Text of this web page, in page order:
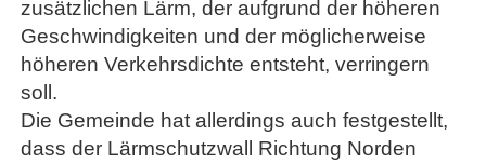
zusätzlichen Lärm, der aufgrund der höheren
Geschwindigkeiten und der möglicherweise
höheren Verkehrsdichte entsteht, verringern
soll.
Die Gemeinde hat allerdings auch festgestellt,
dass der Lärmschutzwall Richtung Norden